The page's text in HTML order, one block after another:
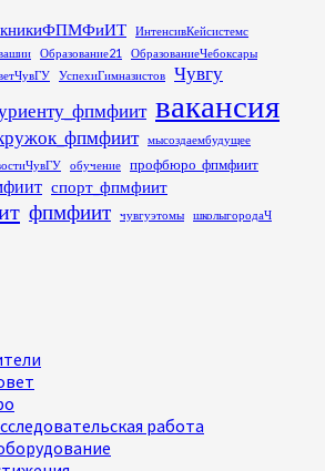
ИнтенсивКейсистемс
Образование21
ОбразованиеЧебоксары
УспехиГимназистов Чувгу
вакансия
мысоздаембудущее
обучение профбюро_фпмфиит
спорт_фпмфиит
фпмфиит чувгуэтомы школыгородаЧ
работа